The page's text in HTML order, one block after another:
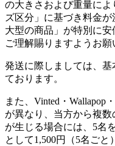
の大きさおよび重量に
ズ区分」に基づき料金
大型の商品」が特別に
ご理解賜りますようお願
発送に際しましては、
ております。
また、Vinted・Wallapop
が異なり、当方から複
が生じる場合には、5名
として1,500円（5名ご